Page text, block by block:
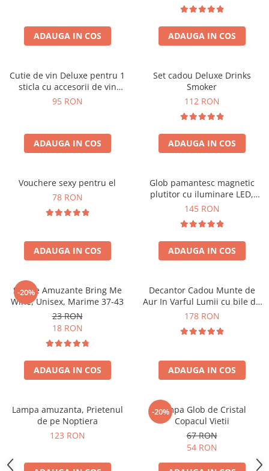
ADAUGA IN COS ADAUGA IN COS
Cutie de vin Deluxe pentru 1
sticla cu accesorii de vin
incluse interior oranj
95 RON
ADAUGA IN COS
Set cadou Deluxe Drinks
Smoker
112 RON
ADAUGA IN COS
Vouchere sexy pentru el
78 RON
ADAUGA IN COS
Glob pamantesc magnetic
plutitor cu iluminare LED,
Forma C
145 RON
ADAUGA IN COS
-20%
Sosete Amuzante Bring Me
Wine, Unisex, Marime 37-43
23 RON
18 RON
ADAUGA IN COS
Decantor Cadou Munte de
Aur In Varful Lumii cu bile de
curatare
178 RON
ADAUGA IN COS
Lampa amuzanta, Prietenul
de pe Noptiera
123 RON
-20%
Lampa Glob de Cristal
Copacul Vietii
67 RON
54 RON